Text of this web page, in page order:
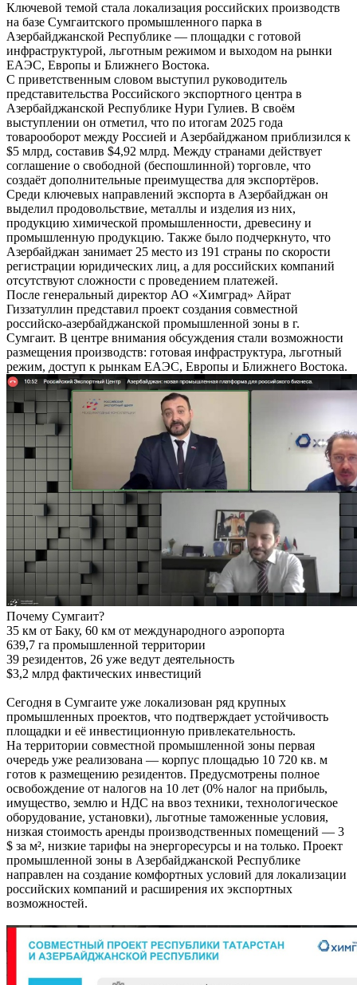
Ключевой темой стала локализация российских производств
на базе Сумгаитского промышленного парка в
Азербайджанской Республике — площадки с готовой
инфраструктурой, льготным режимом и выходом на рынки
ЕАЭС, Европы и Ближнего Востока.
С приветственным словом выступил руководитель
представительства Российского экспортного центра в
Азербайджанской Республике Нури Гулиев. В своём
выступлении он отметил, что по итогам 2025 года
товарооборот между Россией и Азербайджаном приблизился к
$5 млрд, составив $4,92 млрд. Между странами действует
соглашение о свободной (беспошлинной) торговле, что
создаёт дополнительные преимущества для экспортёров.
Среди ключевых направлений экспорта в Азербайджан он
выделил продовольствие, металлы и изделия из них,
продукцию химической промышленности, древесину и
промышленную продукцию. Также было подчеркнуто, что
Азербайджан занимает 25 место из 191 страны по скорости
регистрации юридических лиц, а для российских компаний
отсутствуют сложности с проведением платежей.
После генеральный директор АО «Химград» Айрат
Гиззатуллин представил проект создания совместной
российско-азербайджанской промышленной зоны в г.
Сумгаит. В центре внимания обсуждения стали возможности
размещения производств: готовая инфраструктура, льготный
режим, доступ к рынкам ЕАЭС, Европы и Ближнего Востока.
Почему Сумгаит?
35 км от Баку, 60 км от международного аэропорта
639,7 га промышленной территории
39 резидентов, 26 уже ведут деятельность
$3,2 млрд фактических инвестиций
Сегодня в Сумгаите уже локализован ряд крупных
промышленных проектов, что подтверждает устойчивость
площадки и её инвестиционную привлекательность.
На территории совместной промышленной зоны первая
очередь уже реализована — корпус площадью 10 720 кв. м
готов к размещению резидентов. Предусмотрены полное
освобождение от налогов на 10 лет (0% налог на прибыль,
имущество, землю и НДС на ввоз техники, технологическое
оборудование, установки), льготные таможенные условия,
низкая стоимость аренды производственных помещений — 3
$ за м², низкие тарифы на энергоресурсы и на только. Проект
промышленной зоны в Азербайджанской Республике
направлен на создание комфортных условий для локализации
российских компаний и расширения их экспортных
возможностей.